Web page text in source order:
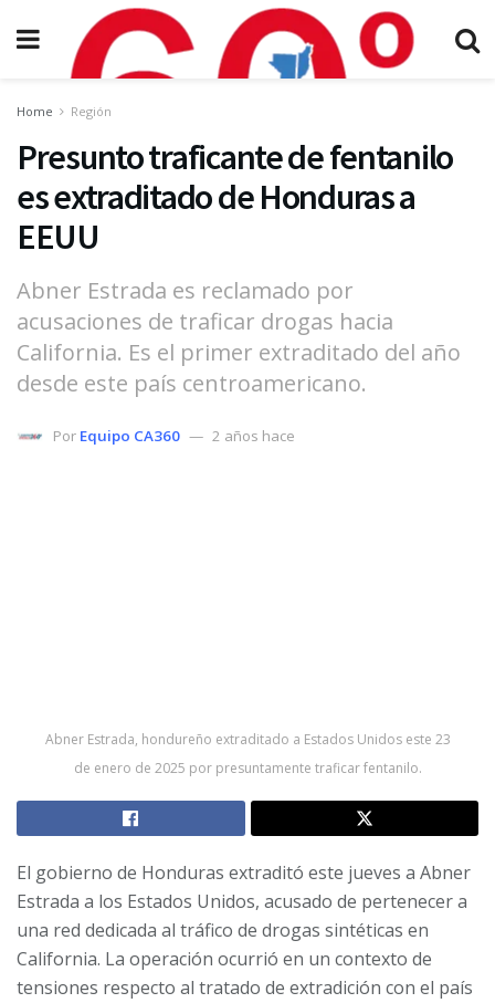
Home Región
Presunto traficante de fentanilo
es extraditado de Honduras a
EEUU
Abner Estrada es reclamado por
acusaciones de traficar drogas hacia
California. Es el primer extraditado del año
desde este país centroamericano.
Por Equipo CA360 2 años hace
Abner Estrada, hondureño extraditado a Estados Unidos este 23
de enero de 2025 por presuntamente traficar fentanilo.
El gobierno de Honduras extraditó este jueves a Abner
Estrada a los Estados Unidos, acusado de pertenecer a
una red dedicada al tráfico de drogas sintéticas en
California. La operación ocurrió en un contexto de
tensiones respecto al tratado de extradición con el país